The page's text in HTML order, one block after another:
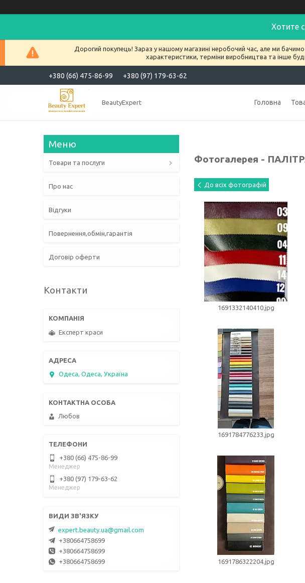
Хотите
Дорогий покупець! Зараз у нашому магазині неробочий час, але ми
характеристики, терміни виробництва та інше
+380 (66) 475-86-99 +380 (97) 179-63-62
BeautyExpert Головна
Фотогалерея -
До всіх фотографій
1691332140410.jpg
1691784776233.jpg
1691786322204.jpg
Товари та послуги
Про нас
Відгуки
Повернення,обмін,гарантія
Договір оферти
Контакти
Експерт краси
Одеса, Одеса, Україна
Любов
+380 (66) 475-86-99
Менеджер
+380 (97) 179-63-62
Менеджер
expert.beauty.ua@gmail.com
+380664758699
+380664758699
+380664758699